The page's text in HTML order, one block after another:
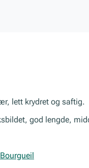
lett krydret og saftig.
god lengde,
Bourgueil